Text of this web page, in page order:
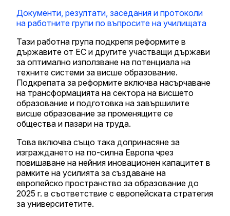
Документи, резултати, заседания и протоколи
на работните групи по въпросите на училищата
Тази работна група подкрепя реформите в
държавите от ЕС и другите участващи държави
за оптимално използване на потенциала на
техните системи за висше образование.
Подкрепата за реформите включва насърчаване
на трансформацията на сектора на висшето
образование и подготовка на завършилите
висше образование за променящите се
общества и пазари на труда.
Това включва също така допринасяне за
изграждането на по-силна Европа чрез
повишаване на нейния иновационен капацитет в
рамките на усилията за създаване на
европейско пространство за образование до
2025 г. в съответствие с европейската стратегия
за университетите.